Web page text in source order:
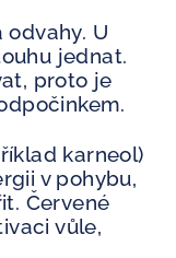
odvahy. U
jednat.
proto je
karneol)
v pohybu,
Červené
vůle,